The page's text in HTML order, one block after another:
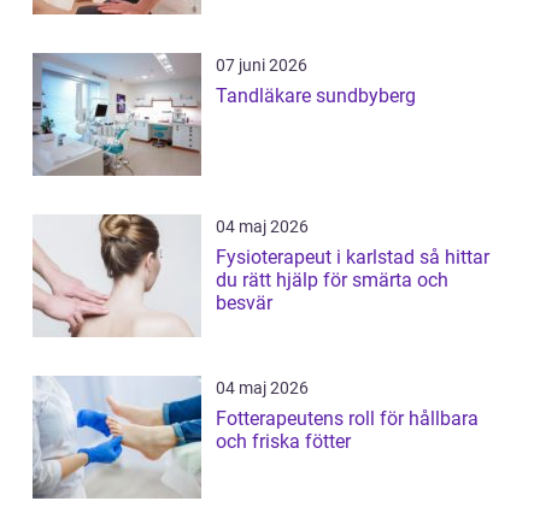
07 juni 2026
Tandläkare sundbyberg
04 maj 2026
Fysioterapeut i karlstad så hittar
du rätt hjälp för smärta och
besvär
04 maj 2026
Fotterapeutens roll för hållbara
och friska fötter